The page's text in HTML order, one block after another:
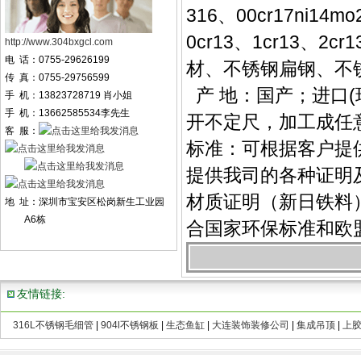
http://www.304bxgcl.com
电 话：0755-29626199
传 真：0755-29756599
手 机：13823728719 肖小姐
手 机：13662585534李先生
客 服：
地 址：深圳市宝安区松岗新生工业园
A6栋
316、
0cr13、1cr13、
材、不锈钢扁钢、不
产 地：国产；进口
开不定尺，加工成任
标准：可根据客户提
提供我司的各种证明
材质证明（新日铁料
合国家环保标准和欧
友情链接:
316L不锈钢毛细管| 904l不锈钢板 生态鱼缸| 大连装饰装修公司 集成吊顶| 上